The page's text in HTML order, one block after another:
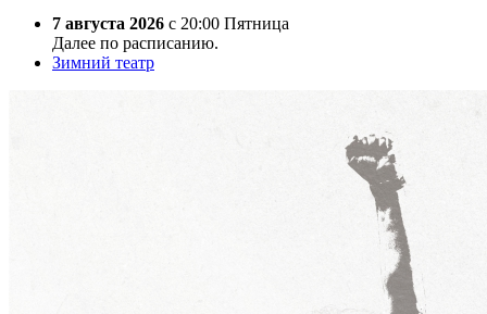
7 августа 2026 с 20:00 Пятница
Далее по расписанию.
Зимний театр